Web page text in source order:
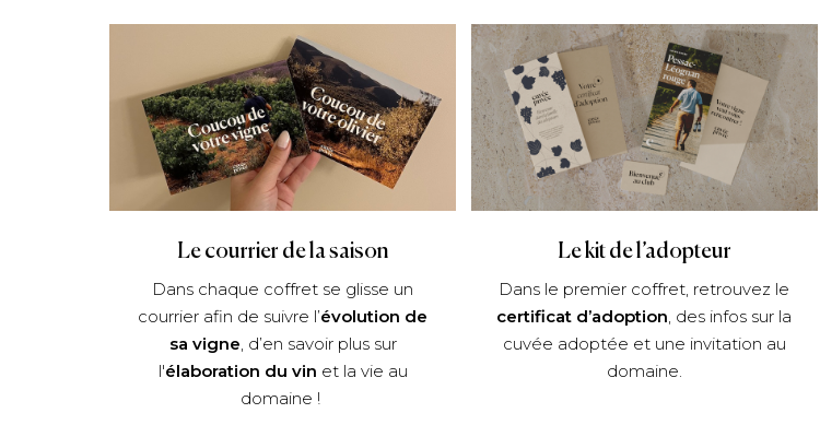
Le courrier de la saison
Dans chaque coffret se glisse un
courrier afin de suivre l’évolution de
sa vigne, d’en savoir plus sur
l'élaboration du vin et la vie au
domaine !
Le kit de l’adopteur
Dans le premier coffret, retrouvez le
certificat d’adoption, des infos sur la
cuvée adoptée et une invitation au
domaine.